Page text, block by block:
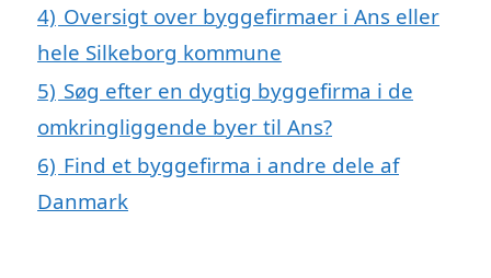
4) Oversigt over byggefirmaer i Ans eller
hele Silkeborg kommune
5) Søg efter en dygtig byggefirma i de
omkringliggende byer til Ans?
6) Find et byggefirma i andre dele af
Danmark